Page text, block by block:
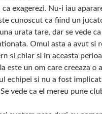
ca exagerezi. Nu-i iau
cunoscut ca fiind un
urata tare, dar se vede
Omul asta a avut si
si chiar si in aceasta
este un om care creeaza o
echipei si nu a fost
vede ca el mereu pune